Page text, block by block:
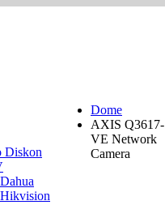
Diskon
Dome
AXIS Q3617-
VE Network
Camera